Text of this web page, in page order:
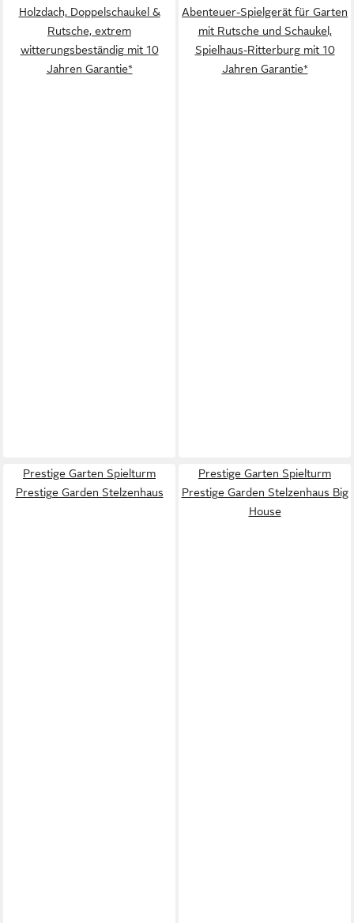
Holzdach, Doppelschaukel &
Rutsche, extrem
witterungsbeständig mit 10
Jahren Garantie*
Abenteuer-Spielgerät für Garten
mit Rutsche und Schaukel,
Spielhaus-Ritterburg mit 10
Jahren Garantie*
Prestige Garten Spielturm
Prestige Garden Stelzenhaus
Prestige Garten Spielturm
Prestige Garden Stelzenhaus Big
House